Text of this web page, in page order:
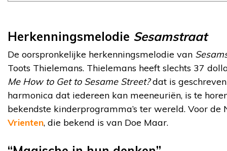
Herkenningsmelodie Sesamstraat
De oorspronkelijke herkenningsmelodie van
Toots Thielemans. Thielemans heeft slechts 37
Me How to Get to Sesame Street?dat is
harmonica dat iedereen kan meeneuriën, is te
bekendste kinderprogramma’s ter wereld. Voor
Vrienten, die bekend is van Doe Maar.